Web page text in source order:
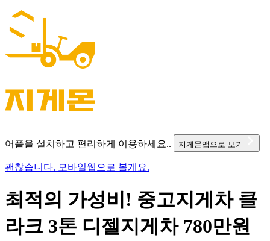
어플을 설치하고 편리하게 이용하세요.. 지게몬앱으로 보기
괜찮습니다. 모바일웹으로 볼게요.
최적의 가성비! 중고지게차 클
라크 3톤 디젤지게차 780만원